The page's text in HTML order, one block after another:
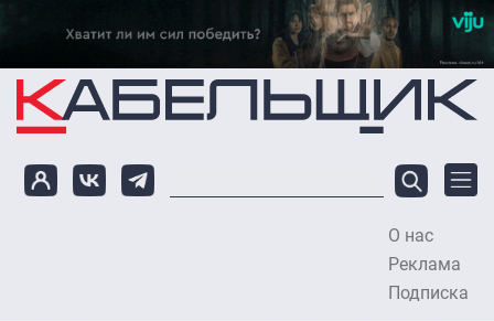
Перейти к основному содержанию
О нас
Реклама
Подписка